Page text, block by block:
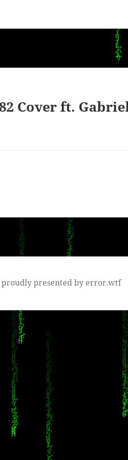
Cover ft.
proudly presented by error.wtf